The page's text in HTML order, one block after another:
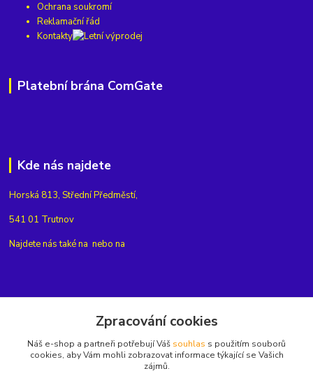
Ochrana soukromí
Reklamační řád
Kontakty
Platební brána ComGate
Kde nás najdete
Horská 813, Střední Předměstí,
541 01 Trutnov
Najdete nás také na nebo na
+420775654704
Zpracování cookies
Náš e-shop a partneři potřebují Váš souhlas s použitím souborů
cookies, aby Vám mohli zobrazovat informace týkající se Vašich
zájmů.